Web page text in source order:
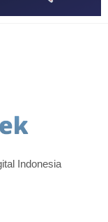
Indonesia